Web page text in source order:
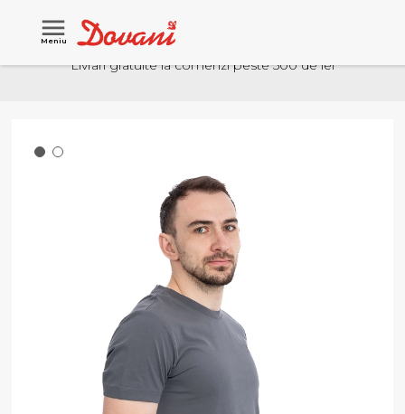
Meniu
Livrari gratuite la comenzi peste 500 de lei